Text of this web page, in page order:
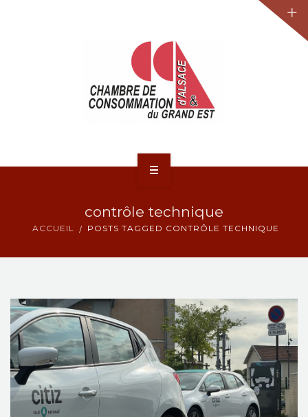
NOS ACTIONS
CONTACT
contrôle technique
ACCUEIL POSTS TAGGED CONTRÔLE TECHNIQUE